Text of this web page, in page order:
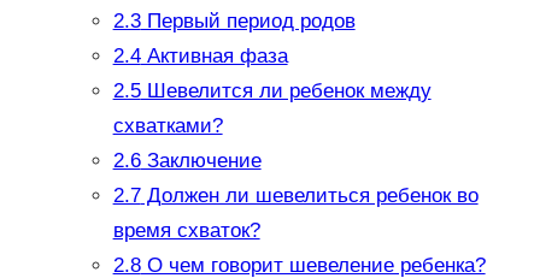
2.3Первый период родов
2.4Активная фаза
2.5Шевелится ли ребенок между
схватками?
2.6Заключение
2.7Должен ли шевелиться ребенок во
время схваток?
2.8О чем говорит шевеление ребенка?